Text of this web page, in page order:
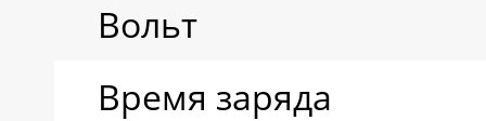
Вольт
Время заряда